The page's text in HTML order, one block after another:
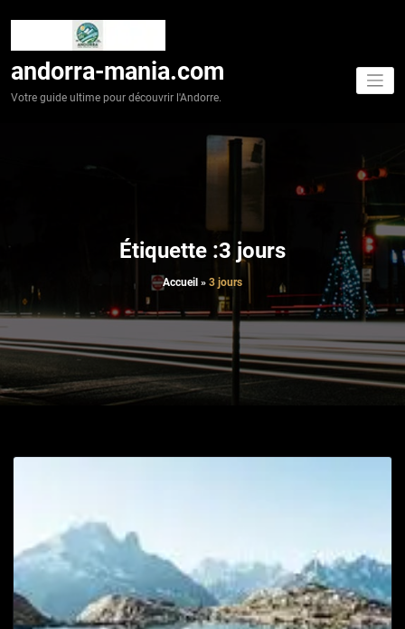
andorra-mania.com
Votre guide ultime pour découvrir l'Andorre.
Étiquette :3 jours
Accueil » 3 jours